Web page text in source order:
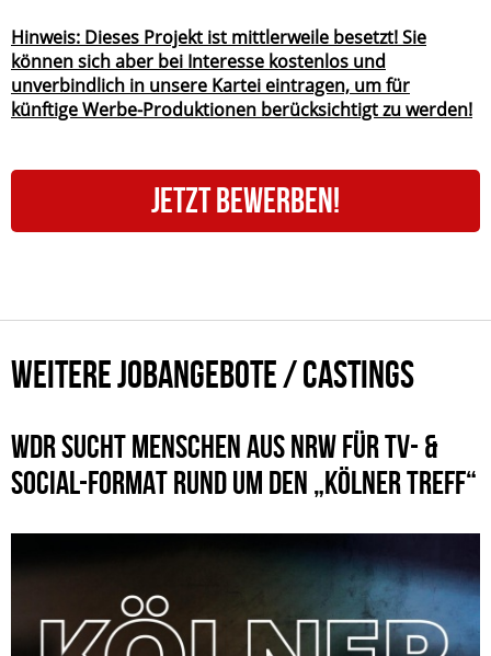
Hinweis: Dieses Projekt ist mittlerweile besetzt! Sie
können sich aber bei Interesse kostenlos und
unverbindlich in unsere Kartei eintragen, um für
künftige Werbe-Produktionen berücksichtigt zu werden!
JETZT BEWERBEN!
WEITERE JOBANGEBOTE / CASTINGS
WDR SUCHT MENSCHEN AUS NRW FÜR TV- &
SOCIAL-FORMAT RUND UM DEN „KÖLNER TREFF“